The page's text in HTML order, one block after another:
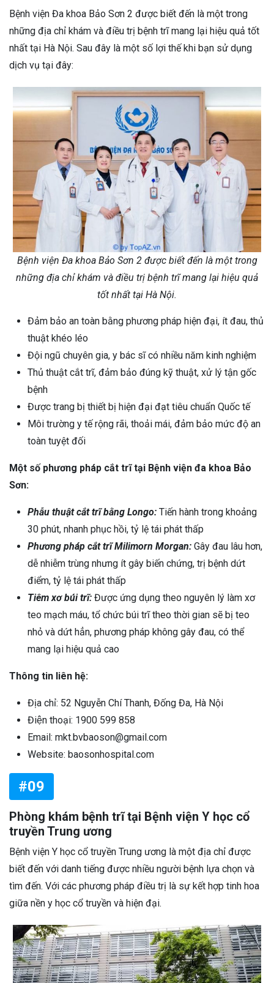
Bệnh viện Đa khoa Bảo Sơn 2 được biết đến là một trong
những địa chỉ khám và điều trị bệnh trĩ mang lại hiệu quả tốt
nhất tại Hà Nội. Sau đây là một số lợi thế khi bạn sử dụng
dịch vụ tại đây:
Bệnh viện Đa khoa Bảo Sơn 2 được biết đến là một trong
những địa chỉ khám và điều trị bệnh trĩ mang lại hiệu quả
tốt nhất tại Hà Nội.
Đảm bảo an toàn bằng phương pháp hiện đại, ít đau, thủ
thuật khéo léo
Đội ngũ chuyên gia, y bác sĩ có nhiều năm kinh nghiệm
Thủ thuật cắt trĩ, đảm bảo đúng kỹ thuật, xử lý tận gốc
bệnh
Được trang bị thiết bị hiện đại đạt tiêu chuẩn Quốc tế
Môi trường y tế rộng rãi, thoải mái, đảm bảo mức độ an
toàn tuyệt đối
Một số phương pháp cắt trĩ tại Bệnh viện đa khoa Bảo
Sơn:
Phẫu thuật cắt trĩ bằng Longo: Tiến hành trong khoảng
30 phút, nhanh phục hồi, tỷ lệ tái phát thấp
Phương pháp cắt trĩ Milimorn Morgan: Gây đau lâu hơn,
dễ nhiễm trùng nhưng ít gây biến chứng, trị bệnh dứt
điểm, tỷ lệ tái phát thấp
Tiêm xơ búi trĩ: Được ứng dụng theo nguyên lý làm xơ
teo mạch máu, tổ chức búi trĩ theo thời gian sẽ bị teo
nhỏ và dứt hẳn, phương pháp không gây đau, có thể
mang lại hiệu quả cao
Thông tin liên hệ:
Địa chỉ: 52 Nguyễn Chí Thanh, Đống Đa, Hà Nội
Điện thoại: 1900 599 858
Email: mkt.bvbaoson@gmail.com
Website: baosonhospital.com
#09
Phòng khám bệnh trĩ tại Bệnh viện Y học cổ
truyền Trung ương
Bệnh viện Y học cổ truyền Trung ương là một địa chỉ được
biết đến với danh tiếng được nhiều người bệnh lựa chọn và
tìm đến. Với các phương pháp điều trị là sự kết hợp tinh hoa
giữa nền y học cổ truyền và hiện đại.